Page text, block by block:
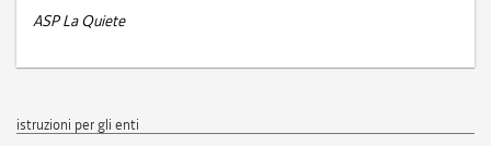
ASP La Quiete
istruzioni per gli enti